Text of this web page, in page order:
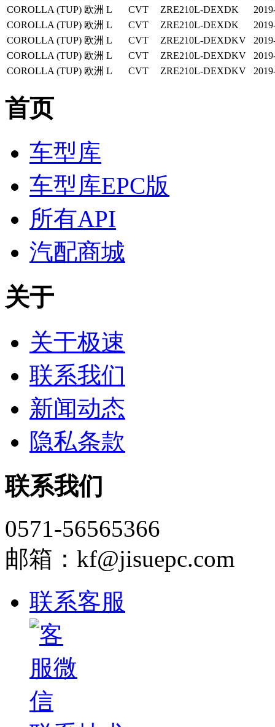
COROLLA (TUP) 欧洲 L CVT ZRE210L-DEXDK
COROLLA (TUP) 欧洲 L CVT ZRE210L-DEXDK
COROLLA (TUP) 欧洲 L CVT ZRE210L-DEXDKV
COROLLA (TUP) 欧洲 L CVT ZRE210L-DEXDKV
COROLLA (TUP) 欧洲 L CVT ZRE210L-DEXDKV
首页
车型库
车型库EPC版
所有API
汽配商城
关于
关于极速
联系我们
新闻动态
隐私条款
联系我们
0571-56565366
邮箱：kf@jisuepc.com
联系客服